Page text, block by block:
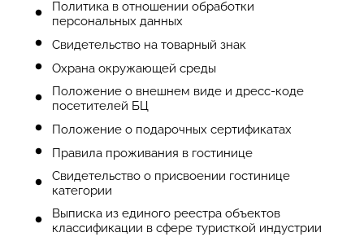
Политика в отношении обработки
персональных данных
Cвидетельство на товарный знак
Охрана окружающей среды
Положение о внешнем виде и дресс-коде
посетителей БЦ
Положение о подарочных сертификатах
Правила проживания в гостинице
Свидетельство о присвоении гостинице
категории
Выписка из единого реестра объектов
классификации в сфере туристкой индустрии